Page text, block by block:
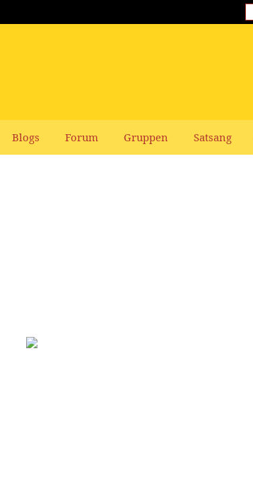
Blogs Forum Gruppen Satsang